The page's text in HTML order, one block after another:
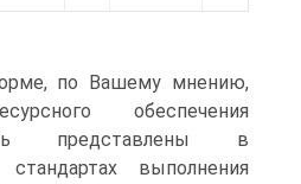
по Вашему мнению,
обеспечения
представлены в
стандартах выполнения